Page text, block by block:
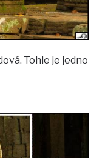
Tohle je jedno